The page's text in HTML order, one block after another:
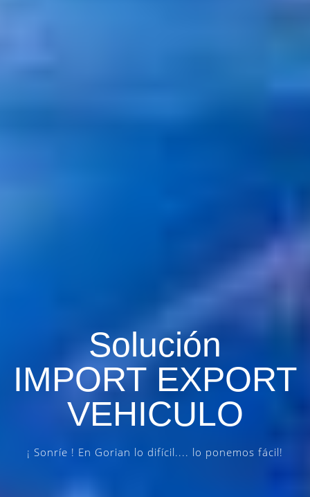
Solución
IMPORT EXPORT
VEHICULO
¡ Sonríe ! En Gorian lo difícil.... lo ponemos fácil!